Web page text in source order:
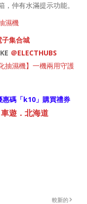
仲有水滿提示功能。
濕機
集合城
＠ELECTHUBS
抽濕機】一機兩用守護
惠碼「k10 」購買禮券
車遊．北海道
較新的